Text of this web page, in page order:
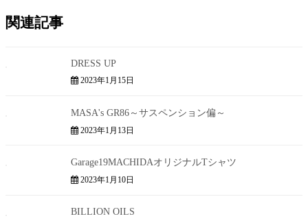
関連記事
DRESS UP
2023年1月15日
MASA's GR86～サスペンション偏～
2023年1月13日
Garage19MACHIDAオリジナルTシャツ
2023年1月10日
BILLION OILS